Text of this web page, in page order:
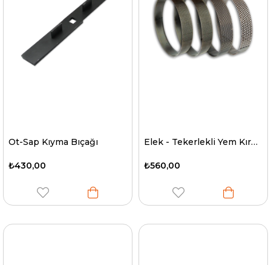
Ot-Sap Kıyma Bıçağı
₺430,00
Elek - Tekerlekli Yem Kırma Makinesi
₺560,00